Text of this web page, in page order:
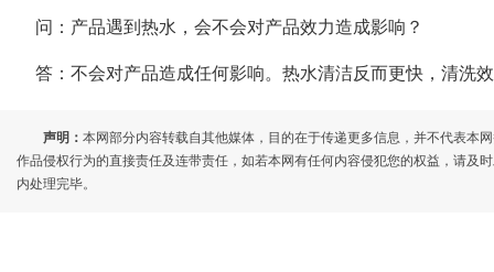
问：产品遇到热水，会不会对产品效力造成影响？
答：不会对产品造成任何影响。热水清洁反而更快，清洗
声明： 本网部分内容转载自其他媒体，目的在于传递更多信息，并不代表本
作品侵权行为的直接责任及连带责任，如若本网有任何内容侵犯您的权益，请及时
内处理完毕。